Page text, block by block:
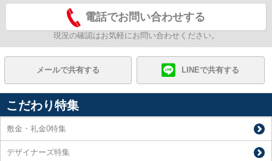
電話でお問い合わせする
現況の確認はお気軽にお問い合わせください。
メールで共有する LINEで共有する
こだわり特集
敷金・礼金0特集
デザイナーズ特集